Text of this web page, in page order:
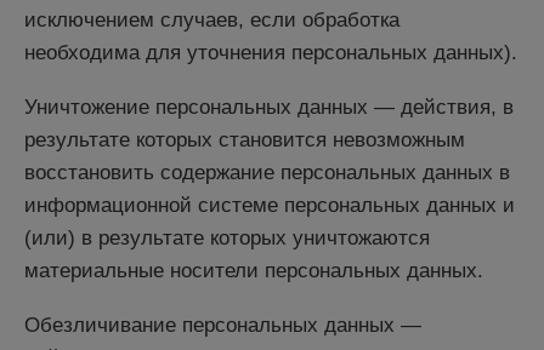
исключением случаев, если обработка
необходима для уточнения персональных данных).
Уничтожение персональных данных — действия, в
результате которых становится невозможным
восстановить содержание персональных данных в
информационной системе персональных данных и
(или) в результате которых уничтожаются
материальные носители персональных данных.
Обезличивание персональных данных —